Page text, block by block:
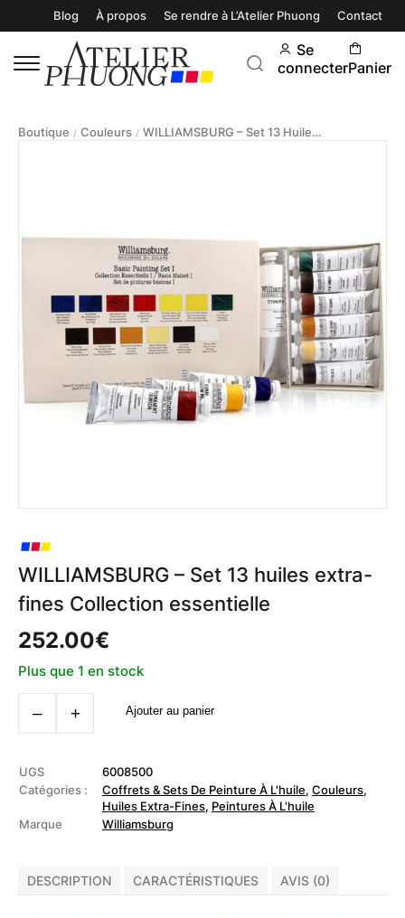
Blog À propos Se rendre à L’Atelier Phuong Contact
Se
connecterPanier
Boutique / Couleurs / WILLIAMSBURG – Set 13 Huiles Extra-Fines Collection Essentielle
WILLIAMSBURG – Set 13 huiles extra-
fines Collection essentielle
252.00€
Plus que 1 en stock
‒
quantité
de
13
huiles
extra-
Collection
+ Ajouter au panier
UGS
6008500
Catégories :
Coffrets & Sets De Peinture À L'huile, Couleurs,
Huiles Extra-Fines, Peintures À L'huile
Marque
Williamsburg
DESCRIPTION CARACTÉRISTIQUES AVIS (0)